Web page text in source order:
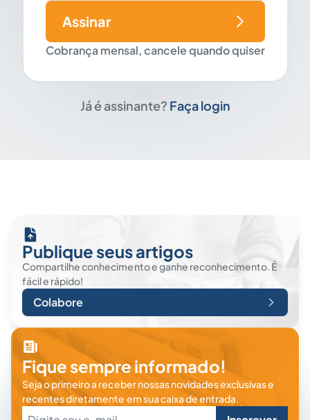
Cobrança mensal, cancele quando quiser
Assinar
Já é assinante? Faça login
Publique seus artigos
Compartilhe conhecimento e ganhe reconhecimento. É
fácil e rápido!
Colabore
Fique sempre informado!
Seja o primeiro a receber nossas novidades exclusivas e
recentes diretamente em sua caixa de entrada.